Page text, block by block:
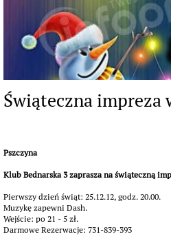
Świąteczna impreza
Pszczyna
Klub Bednarska 3 zaprasza na świąteczną
Pierwszy dzień świąt: 25.12.12, godz. 20.00.
Muzykę zapewni Dash.
Wejście: po 21 - 5 zł.
Darmowe Rezerwacje: 731-839-393